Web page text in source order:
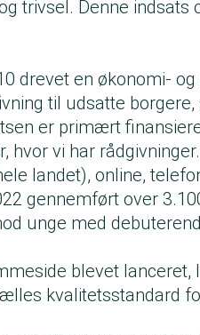
trivsel. Denne indsats
drevet en økonomi-
til udsatte
er primært
hvor vi har rådgivninger.
landet), online,
gennemført over
unge med
blevet lanceret,
kvalitetsstandard